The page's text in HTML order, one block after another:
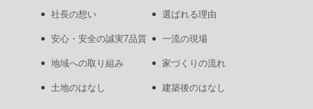
社長の想い 選ばれる理由
安心・安全の誠実7品質 一流の現場
地域への取り組み 家づくりの流れ
土地のはなし 建築後のはなし